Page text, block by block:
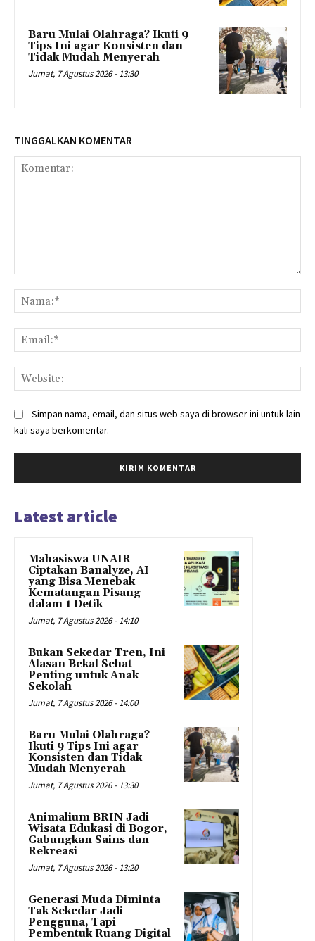
Baru Mulai Olahraga? Ikuti 9
Tips Ini agar Konsisten dan
Tidak Mudah Menyerah
Jumat, 7 Agustus 2026 - 13:30
TINGGALKAN KOMENTAR
Simpan nama, email, dan situs web saya di browser ini untuk lain
kali saya berkomentar.
Latest article
Mahasiswa UNAIR
Ciptakan Banalyze, AI
yang Bisa Menebak
Kematangan Pisang
dalam 1 Detik
Jumat, 7 Agustus 2026 - 14:10
Bukan Sekedar Tren, Ini
Alasan Bekal Sehat
Penting untuk Anak
Sekolah
Jumat, 7 Agustus 2026 - 14:00
Baru Mulai Olahraga?
Ikuti 9 Tips Ini agar
Konsisten dan Tidak
Mudah Menyerah
Jumat, 7 Agustus 2026 - 13:30
Animalium BRIN Jadi
Wisata Edukasi di Bogor,
Gabungkan Sains dan
Rekreasi
Jumat, 7 Agustus 2026 - 13:20
Generasi Muda Diminta
Tak Sekedar Jadi
Pengguna, Tapi
Pembentuk Ruang Digital